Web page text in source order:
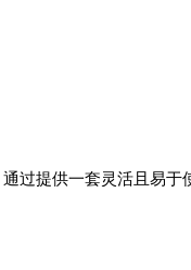
过提供一套灵活且易于